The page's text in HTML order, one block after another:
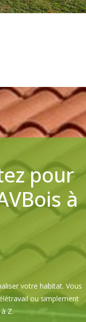
pour
à
votre habitat. Vous
ou simplement
Z.